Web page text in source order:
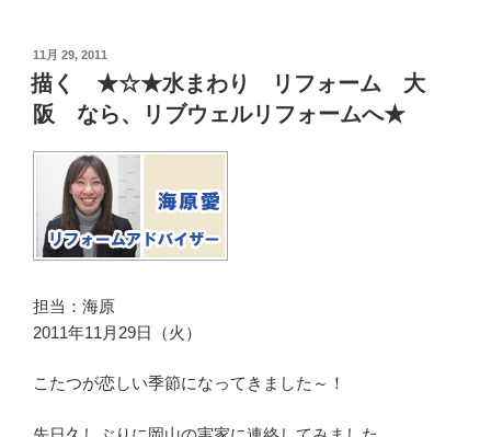
投
稿
日:
11月 29, 2011
描く ★☆★水まわり リフォーム 大
阪 なら、リブウェルリフォームへ★
担当：海原
2011年11月29日（火）
こたつが恋しい季節になってきました～！